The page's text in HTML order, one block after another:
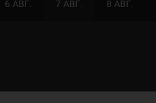
6 АВГ. 7 АВГ. 8 АВГ.